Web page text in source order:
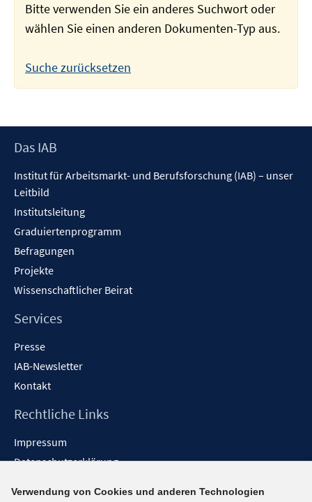
Bitte verwenden Sie ein anderes Suchwort oder
wählen Sie einen anderen Dokumenten-Typ aus.
Suche zurücksetzen
Footer
Das IAB
Institut für Arbeitsmarkt- und Berufsforschung (IAB) – unser
Leitbild
Institutsleitung
Graduiertenprogramm
Befragungen
Projekte
Wissenschaftlicher Beirat
Services
Presse
IAB-Newsletter
Kontakt
Rechtliche Links
Impressum
Datenschutzerklärung
Verwendung von Cookies und anderen Technologien